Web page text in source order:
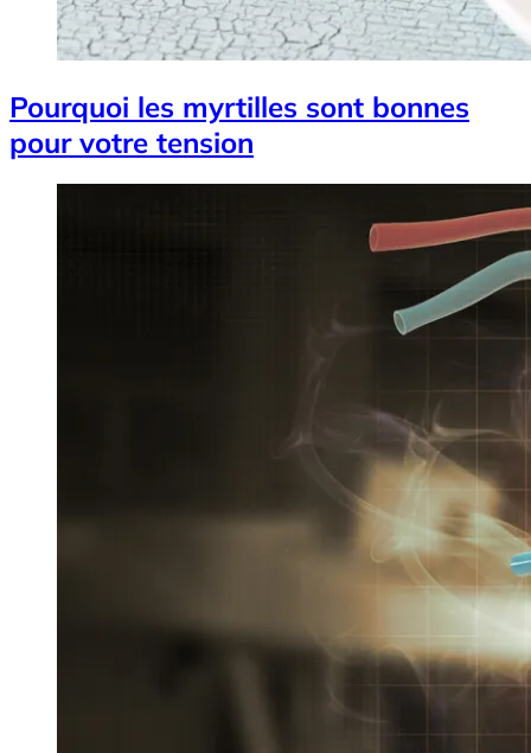
Pourquoi les myrtilles sont bonnes
pour votre tension